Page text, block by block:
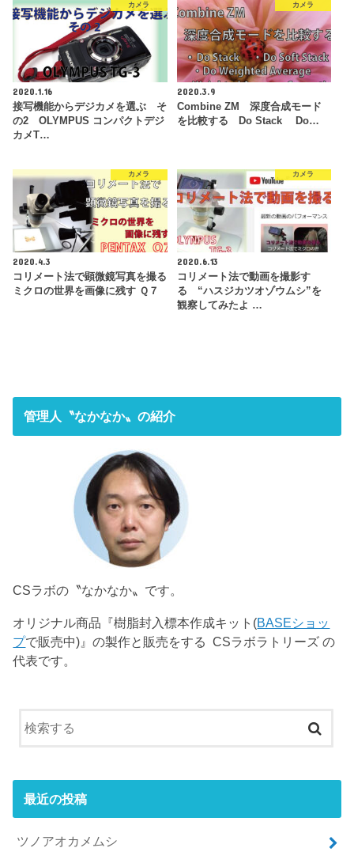
カメラ
2020.1.16
接写機能からデジカメを選ぶ そ
の2 OLYMPUS コンパクトデジ
カメT…
カメラ
2020.3.9
Combine ZM 深度合成モード
を比較する Do Stack Do…
カメラ
2020.4.3
コリメート法で顕微鏡写真を撮る
ミクロの世界を画像に残す Ｑ７
カメラ
2020.6.13
コリメート法で動画を撮影す
る “ハスジカツオゾウムシ”を
観察してみたよ …
管理人〝なかなか〟の紹介
CSラボの〝なかなか〟です。
オリジナル商品『樹脂封入標本作成キット(BASEショッ
プで販売中)』の製作と販売をする CSラボラトリーズ の
代表です。
最近の投稿
ツノアオカメムシ